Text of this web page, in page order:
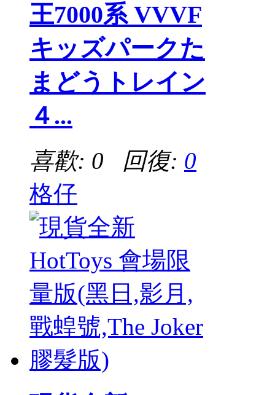
王7000系 VVVF
キッズパークた
まどうトレイン
４...
喜歡: 0 回復: 0
格仔